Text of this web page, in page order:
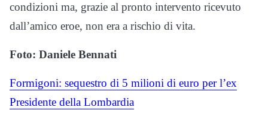
condizioni ma, grazie al pronto intervento ricevuto
dall’amico eroe, non era a rischio di vita.
Foto: Daniele Bennati
Formigoni: sequestro di 5 milioni di euro per l’ex
Presidente della Lombardia